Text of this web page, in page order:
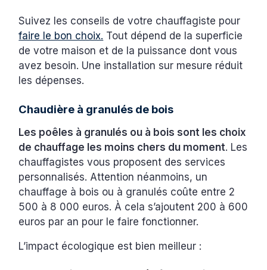
Suivez les conseils de votre chauffagiste pour
faire le bon choix. Tout dépend de la superficie
de votre maison et de la puissance dont vous
avez besoin. Une installation sur mesure réduit
les dépenses.
Chaudière à granulés de bois
Les poêles à granulés ou à bois sont les choix
de chauffage les moins chers du moment. Les
chauffagistes vous proposent des services
personnalisés. Attention néanmoins, un
chauffage à bois ou à granulés coûte entre 2
500 à 8 000 euros. À cela s’ajoutent 200 à 600
euros par an pour le faire fonctionner.
L’impact écologique est bien meilleur :